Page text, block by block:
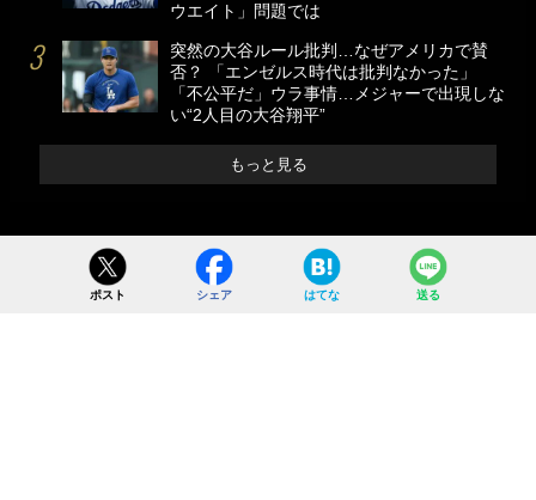
ウエイト」問題では
突然の大谷ルール批判…なぜアメリカで賛
否？ 「エンゼルス時代は批判なかった」
「不公平だ」ウラ事情…メジャーで出現しな
い“2人目の大谷翔平”
もっと見る
ポスト シェア はてな 送る